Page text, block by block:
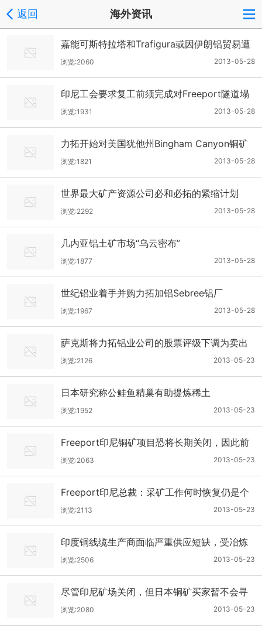
返回 海外资讯
嘉能可斯特拉塔和Trafigura或因伊朗铝贸易遭
制裁
2013-05-28
浏览:2060
印尼工会要求复工前须完成对Freeport隧道塌
方原因的调查
2013-05-28
浏览:1931
力拓开始对美国犹他州Bingham Canyon铜矿
项目进行裁员
2013-05-28
浏览:1821
世界最大矿产资源公司必和必拓的紧缩计划
2013-05-28
浏览:2292
几内亚铝土矿市场“乌云密布”
2013-05-28
浏览:1877
世纪铝业着手并购力拓加铝Sebree铝厂
2013-05-28
浏览:1967
萨克斯将力拓铝业公司的股票评级下调为卖出
2013-05-23
浏览:2126
日本研究称公鲑鱼精巢有助提炼稀土
2013-05-23
浏览:1952
Freeport印尼铜矿项目恐将长期关闭，因此前
发生矿难
2013-05-23
浏览:2063
Freeport印尼总裁：采矿工作何时恢复仍是个
未知数
2013-05-23
浏览:2113
印度铜线缆生产商面临严重供应短缺，受冶炼
厂停产影响
2013-05-23
浏览:2506
尽管印尼矿场关闭，但日本铜矿买家暂不会寻
找其他供应商
2013-05-23
浏览:2080